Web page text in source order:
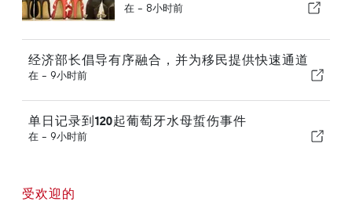
在 - 8小时前
经济部长倡导有序融合，并为移民提供快速通道
在 - 9小时前
单日记录到120起葡萄牙水母蜇伤事件
在 - 9小时前
受欢迎的